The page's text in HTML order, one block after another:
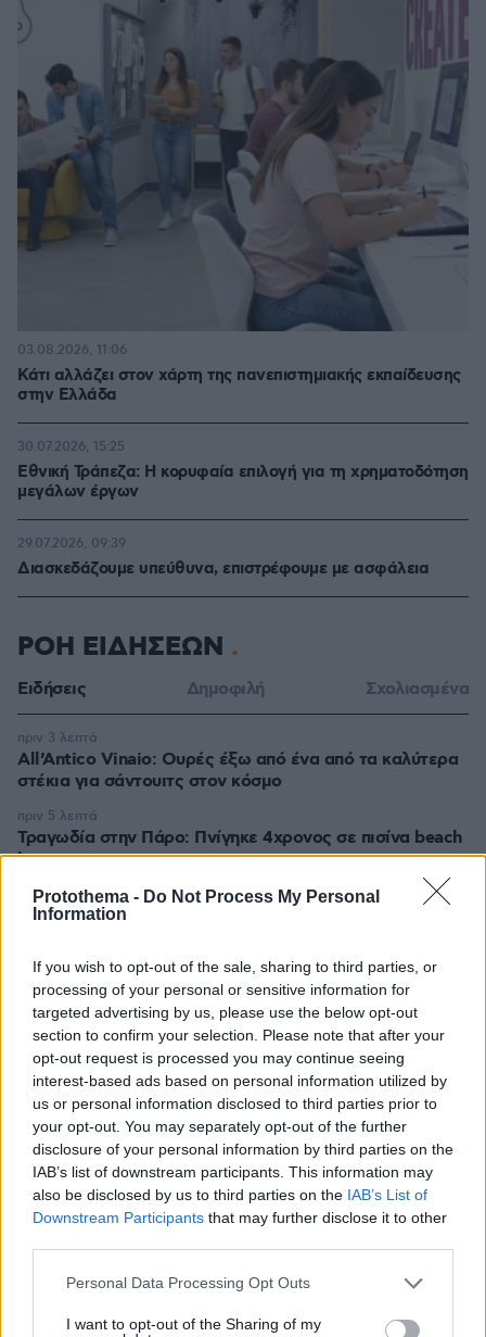
Protothema - Do Not Process My Personal
Information
If you wish to opt-out of the sale, sharing to third parties, or
processing of your personal or sensitive information for
targeted advertising by us, please use the below opt-out
section to confirm your selection. Please note that after your
opt-out request is processed you may continue seeing
interest-based ads based on personal information utilized by
us or personal information disclosed to third parties prior to
your opt-out. You may separately opt-out of the further
disclosure of your personal information by third parties on the
IAB’s list of downstream participants. This information may
also be disclosed by us to third parties on the IAB’s List of
Downstream Participants that may further disclose it to other
Please note that this website/app uses one or more Google
not limited to your visit or usage behaviour. You may click to
Personal Data Processing Opt Outs
I want to opt-out of the Sharing of my
Κάτι αλλάζει στον χάρτη της πανεπιστημιακής εκπαίδευσης
στην Ελλάδα
03.08.2026, 11:06
Εθνική Τράπεζα: Η κορυφαία επιλογή για τη χρηματοδότηση
μεγάλων έργων
30.07.2026, 15:25
Διασκεδάζουμε υπεύθυνα, επιστρέφουμε με ασφάλεια
29.07.2026, 09:39
ΡΟΗ ΕΙΔΗΣΕΩΝ
Ειδήσεις Δημοφιλή Σχολιασμένα
All’Antico Vinaio: Ουρές έξω από ένα από τα καλύτερα
στέκια για σάντουιτς στον κόσμο
πριν 3 λεπτά
Τραγωδία στην Πάρο: Πνίγηκε 4χρονος σε πισίνα beach
bar
πριν 5 λεπτά
Ο 16χρονος ναυαγοσώστης που έσωσε το μικρό αγόρι
Baywatch, δείτε βίντεο
πριν 10 λεπτά
Milky Nails: Το μανικιούρ που συνεχίζει να είναι η νο1
επιλογή μας για το καλοκαίρι
πριν 13 λεπτά
Πώς να βγάλετε τα κουκούτσια από τα κεράσια και τα
βύσσινα χωρίς να λερωθείτε
πριν 13 λεπτά
Το νέο... καλοκαιρινό κόλπο που κάνουν οι κλέφτες
αυτοκινήτων στην Ελλάδα
πριν 16 λεπτά
Κρύο ντους ή χλιαρό; Το λάθος που κάνουμε τις ζεστές
νύχτες πριν από τον ύπνο
Μήλος-Κίμωλος-Πολύαιγος: Με σκάφος στο θαλασσινό